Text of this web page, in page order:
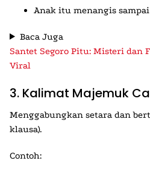
Anak itu menangis
Baca Juga
Santet Segoro Pitu: Misteri dan
Viral
3. Kalimat Majemuk
Menggabungkan setara dan
klausa).
Contoh: